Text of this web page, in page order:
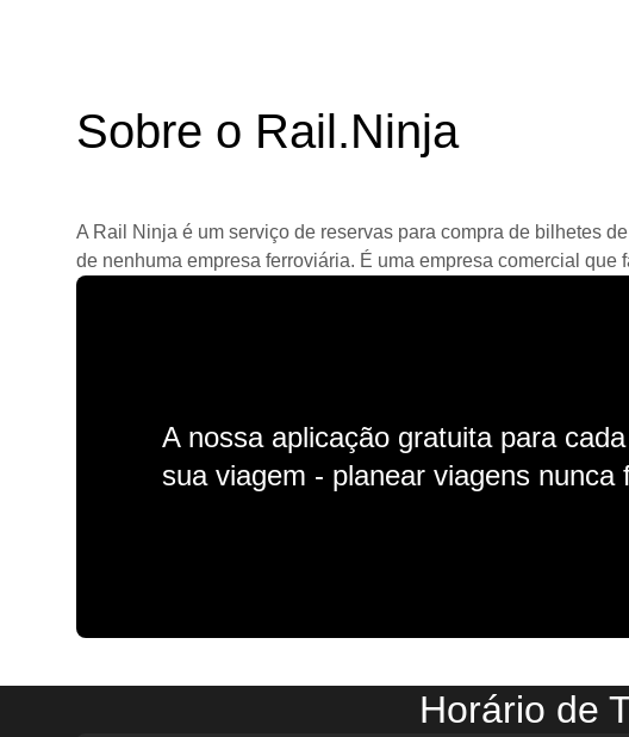
Sobre o Rail.Ninja
A Rail Ninja é um serviço de reservas para compra de bilhetes
de nenhuma empresa ferroviária. É uma empresa comercial
A nossa aplicação gratuita para
sua viagem - planear viagens nunca
Horário de